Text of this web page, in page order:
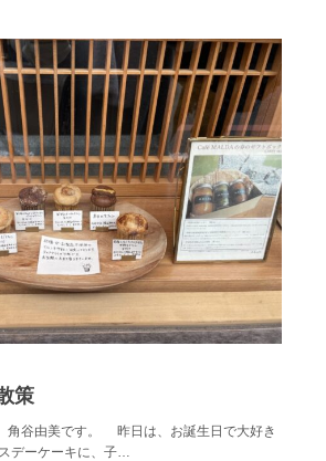
策
角谷由美です。 昨日は、お誕生日で大好き
デーケーキに、子…